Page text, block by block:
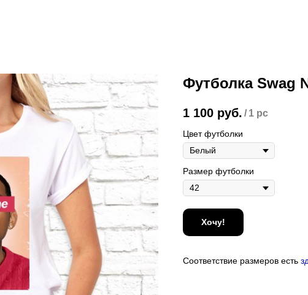
Футболка Swag
1 100 руб. / 1 pc
Цвет футболки
Размер футболки
Хочу!
Соответствие размеров есть